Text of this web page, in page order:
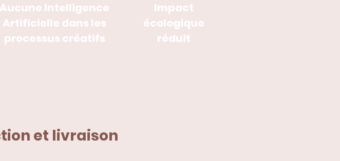
Aucune Intelligence
Artificielle dans les
processus créatifs
Impact
écologique
réduit
et livraison